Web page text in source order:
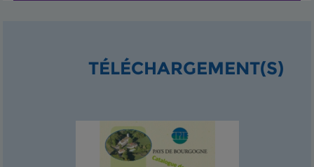
TÉLÉCHARGEMENT(S)